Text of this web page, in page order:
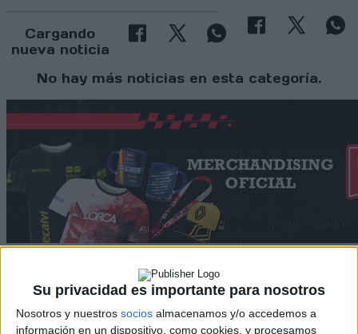
Su privacidad es importante para nosotros
Nosotros y nuestros socios almacenamos y/o accedemos a
información en un dispositivo, como cookies, y procesamos
Cargando
nueva noticia
No hay más noticias en esta categoría.
Rallyes
WRC